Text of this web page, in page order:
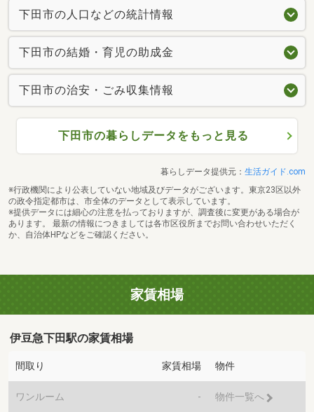
下田市の人口などの統計情報
下田市の結婚・育児の助成金
下田市の治安・ごみ収集情報
下田市の暮らしデータをもっと見る
暮らしデータ提供元： 生活ガイド.com
※行政機関により公表していない地域及びデータがございます。東京23区以外
の政令指定都市は、市全体のデータとして表示しています。
※提供データには細心の注意を払っておりますが、調査後に変更がある場合が
あります。 最新の情報につきましては各市区役所までお問い合わせいただく
か、自治体HPなどをご確認ください。
家賃相場
伊豆急下田駅の家賃相場
間取り 家賃相場 物件
ワンルーム - 物件一覧へ